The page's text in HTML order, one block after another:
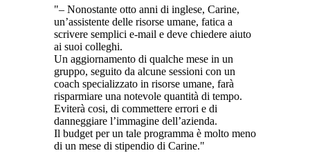
– Nonostante otto anni di inglese, Carine,
un’assistente delle risorse umane, fatica a
scrivere semplici e-mail e deve chiedere aiuto
ai suoi colleghi.
Un aggiornamento di qualche mese in un
gruppo, seguito da alcune sessioni con un
coach specializzato in risorse umane, farà
risparmiare una notevole quantità di tempo.
Eviterà cosi, di commettere errori e di
danneggiare l’immagine dell’azienda.
Il budget per un tale programma è molto meno
di un mese di stipendio di Carine.